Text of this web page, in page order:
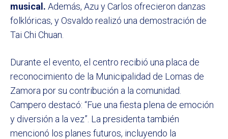
musical. Además, Azu y Carlos ofrecieron danzas
folklóricas, y Osvaldo realizó una demostración de
Tai Chi Chuan.
Durante el evento, el centro recibió una placa de
reconocimiento de la Municipalidad de Lomas de
Zamora por su contribución a la comunidad.
Campero destacó: “Fue una fiesta plena de emoción
y diversión a la vez”. La presidenta también
mencionó los planes futuros, incluyendo la